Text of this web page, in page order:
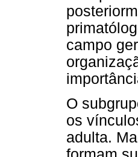
campo
O
os
adulta.